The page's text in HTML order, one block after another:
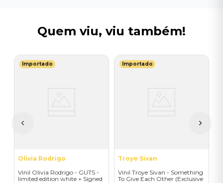
Quem viu, viu também!
Importado
Olivia Rodrigo
Vinil Olivia Rodrigo - GUTS -
limited edition white + Signed
Importado
Troye Sivan
Vinil Troye Sivan - Something
To Give Each Other (Exclusive